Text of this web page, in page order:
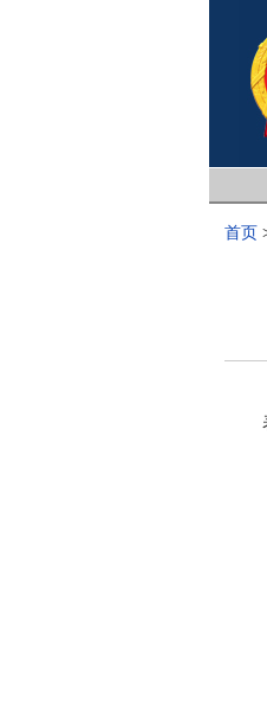
首页